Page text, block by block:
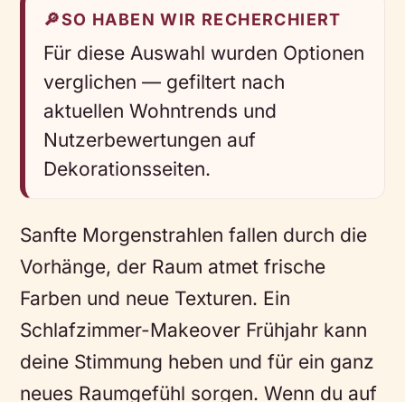
🔎SO HABEN WIR RECHERCHIERT
Für diese Auswahl wurden Optionen
verglichen — gefiltert nach
aktuellen Wohntrends und
Nutzerbewertungen auf
Dekorationsseiten.
Sanfte Morgenstrahlen fallen durch die
Vorhänge, der Raum atmet frische
Farben und neue Texturen. Ein
Schlafzimmer-Makeover Frühjahr kann
deine Stimmung heben und für ein ganz
neues Raumgefühl sorgen. Wenn du auf